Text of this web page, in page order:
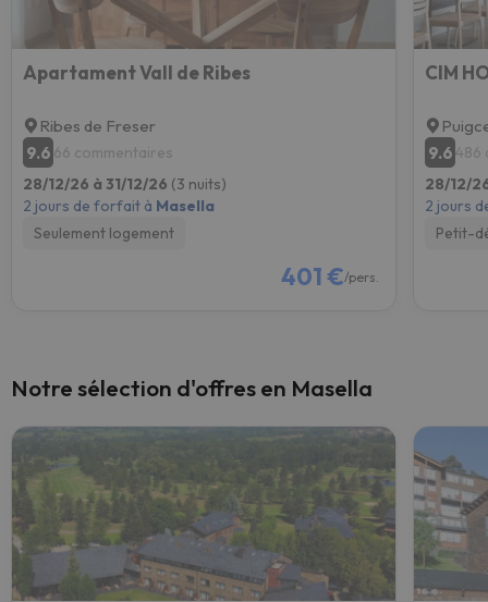
Apartament Vall de Ribes
Ribes de Freser
9.6 66 commentaires
28/12/26 à 31/12/26 (3 nuits)
2 jours de forfait à Masella
Seulement logement
401 €/pers.
CIM
9.6486
28/12/
2 jours
Petit-
Notre sélection d'offres en Masella